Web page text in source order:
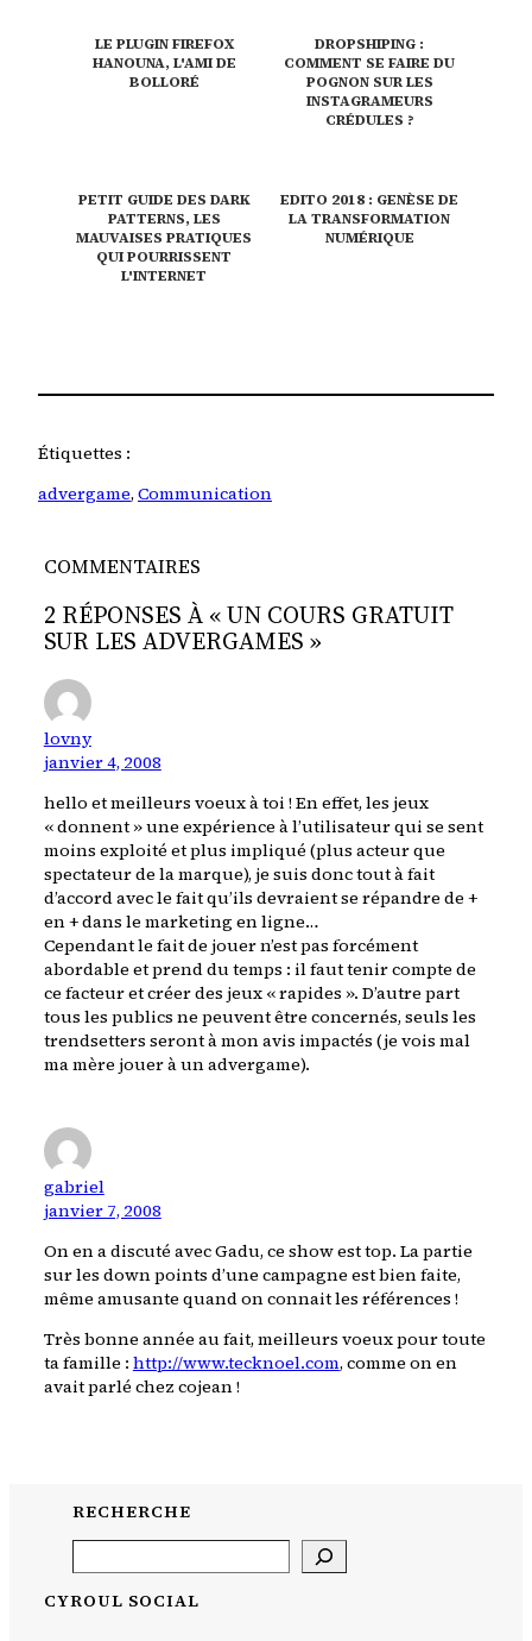
LE PLUGIN FIREFOX
HANOUNA, L'AMI DE
BOLLORÉ
DROPSHIPING :
COMMENT SE FAIRE DU
POGNON SUR LES
INSTAGRAMEURS
CRÉDULES ?
PETIT GUIDE DES DARK
PATTERNS, LES
MAUVAISES PRATIQUES
QUI POURRISSENT
L'INTERNET
EDITO 2018 : GENÈSE DE
LA TRANSFORMATION
NUMÉRIQUE
Étiquettes :
advergame, Communication
COMMENTAIRES
2 RÉPONSES À « UN COURS GRATUIT
SUR LES ADVERGAMES »
lovny
janvier 4, 2008
hello et meilleurs voeux à toi ! En effet, les jeux
« donnent » une expérience à l’utilisateur qui se sent
moins exploité et plus impliqué (plus acteur que
spectateur de la marque), je suis donc tout à fait
d’accord avec le fait qu’ils devraient se répandre de +
en + dans le marketing en ligne…
Cependant le fait de jouer n’est pas forcément
abordable et prend du temps : il faut tenir compte de
ce facteur et créer des jeux « rapides ». D’autre part
tous les publics ne peuvent être concernés, seuls les
trendsetters seront à mon avis impactés (je vois mal
ma mère jouer à un advergame).
gabriel
janvier 7, 2008
On en a discuté avec Gadu, ce show est top. La partie
sur les down points d’une campagne est bien faite,
même amusante quand on connait les références !
Très bonne année au fait, meilleurs voeux pour toute
ta famille : http://www.tecknoel.com, comme on en
avait parlé chez cojean !
RECHERCHE
CYROUL SOCIAL